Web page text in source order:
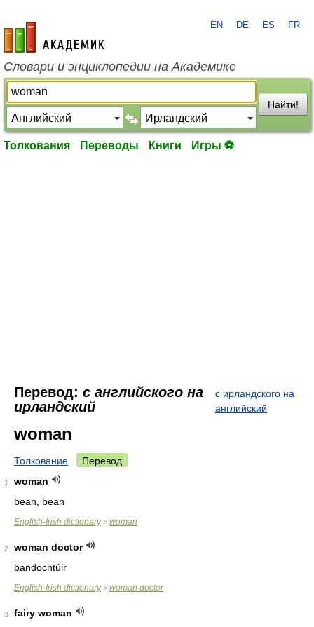
academic.ru
EN DE ES FR
Словари и энциклопедии на Академике
Найти!
Толкования Переводы Книги Игры ⚽
Перевод: с английского на
ирландский
с ирландского на
английский
woman
Толкование Перевод
1
woman
bean, bean
English-Irish dictionary> woman
2
woman doctor
bandochtúir
English-Irish dictionary> woman doctor
3
fairy woman